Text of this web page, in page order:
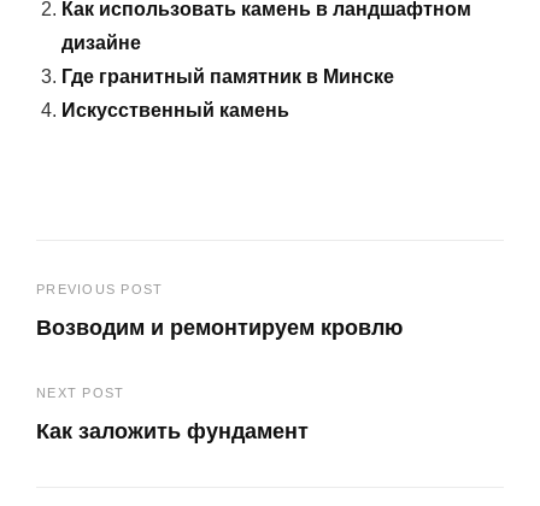
Как использовать камень в ландшафтном
дизайне
Где гранитный памятник в Минске
Искусственный камень
Навигация
по
записям
PREVIOUS POST
Возводим и ремонтируем кровлю
Post
NEXT POST
Как заложить фундамент